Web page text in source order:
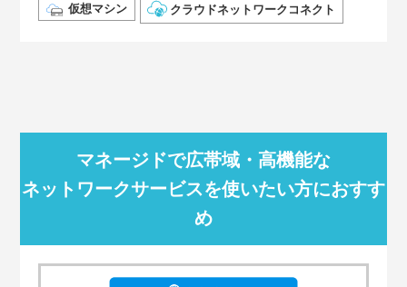
仮想マシン クラウドネットワークコネクト
マネージドで広帯域・高機能な
ネットワークサービスを使いたい方におすす
め